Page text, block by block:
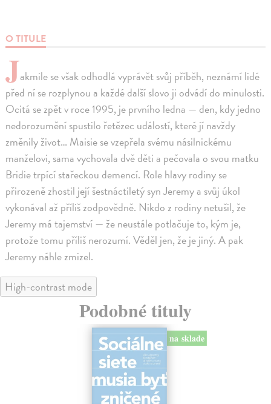
O TITULE
Jakmile se však odhodlá vyprávět svůj příběh, neznámí lidé
před ní se rozplynou a každé další slovo ji odvádí do minulosti.
Ocitá se zpět v roce 1995, je prvního ledna — den, kdy jedno
nedorozumění spustilo řetězec událostí, které jí navždy
změnily život… Maisie se vzepřela svému násilnickému
manželovi, sama vychovala dvě děti a pečovala o svou matku
Bridie trpící stařeckou demencí. Role hlavy rodiny se
přirozeně zhostil její šestnáctiletý syn Jeremy a svůj úkol
vykonával až příliš zodpovědně. Nikdo z rodiny netušil, že
Jeremy má tajemství — že neustále potlačuje to, kým je,
protože tomu příliš nerozumí. Věděl jen, že je jiný. A pak
Jeremy náhle zmizel.
High-contrast mode
Podobné tituly
na sklade